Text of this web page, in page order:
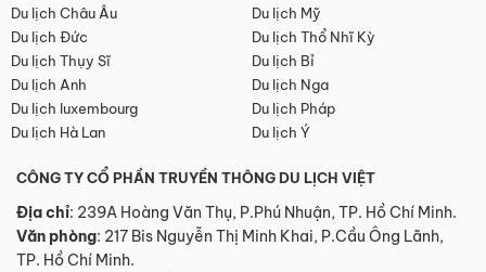
Du lịch Châu Âu
Du lịch Mỹ
Du lịch Đức
Du lịch Thổ Nhĩ Kỳ
Du lịch Thụy Sĩ
Du lịch Bỉ
Du lịch Anh
Du lịch Nga
Du lịch luxembourg
Du lịch Pháp
Du lịch Hà Lan
Du lịch Ý
CÔNG TY CỔ PHẦN TRUYỀN THÔNG DU LỊCH VIỆT
Địa chỉ: 239A Hoàng Văn Thụ, P.Phú Nhuận, TP. Hồ Chí Minh.
Văn phòng: 217 Bis Nguyễn Thị Minh Khai, P.Cầu Ông Lãnh,
TP. Hồ Chí Minh.